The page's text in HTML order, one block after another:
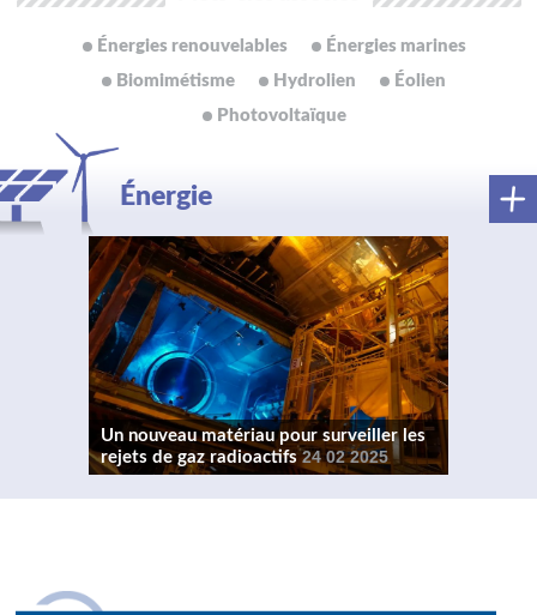
Énergies renouvelables
Énergies marines
Biomimétisme
Hydrolien
Éolien
Photovoltaïque
Énergie
Un nouveau matériau pour surveiller les
rejets de gaz radioactifs24 02 2025